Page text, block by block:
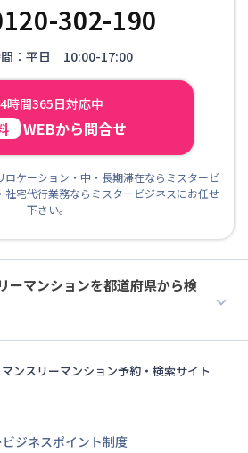
302-190
間：平日 10:00-17:00
時間365日対応中
WEBから問合せ
ロケーション・中・長期滞在ならミスタービ
宅代行業務ならミスタービジネスにお任せ
下さい。
ーマンションを都道府県から検
ンスリーマンション予約・検索サイト
ビジネスポイント制度